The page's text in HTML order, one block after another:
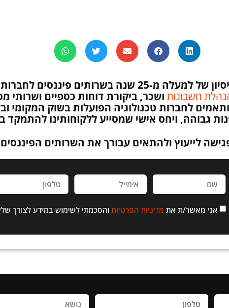
של למעלה מ-25 שנה בשרותים פיננסים לחברות טכנולוגיה וסטארטאפים.
חשבונות ושכר, ביקורת דוחות כספיים ושרותי
לחברות טכנולוגיה הפועלות בשוק המקומי
גבוהה, ויחס אישי שמסייע ללקוחותינו
לייעוץ ולהתאים עבורך את השרותים
אני מאשר/ת את מדיניות הפרטיות והסכמתי לשימוש במידע לצורך